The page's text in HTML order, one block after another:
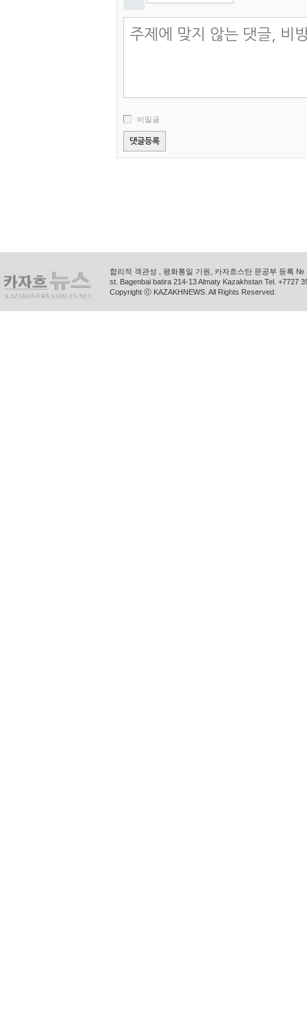
비밀글
합리적 객관성 , 평화통일 기원, 카자흐스탄 문공부 등록
st. Bagenbai batira 214-13 Almaty Kazakhstan Tel. +7727
Copyright ⓒ KAZAKHNEWS. All Rights Reserved.